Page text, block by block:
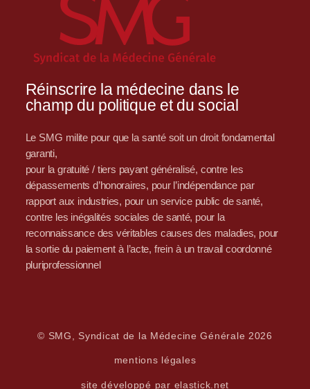
Réinscrire la médecine dans le
champ du politique et du social
Le SMG milite pour que la santé soit un droit fondamental
garanti,
pour la gratuité / tiers payant généralisé, contre les
dépassements d’honoraires, pour l’indépendance par
rapport aux industries, pour un service public de santé,
contre les inégalités sociales de santé, pour la
reconnaissance des véritables causes des maladies, pour
la sortie du paiement à l’acte, frein à un travail coordonné
pluriprofessionnel
© SMG, Syndicat de la Médecine Générale 2026
mentions légales
site développé par elastick.net